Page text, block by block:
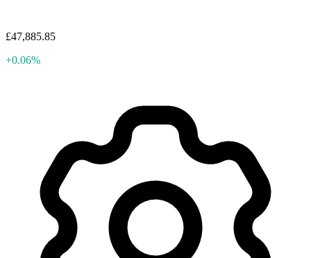
£47,885.85
+0.06%